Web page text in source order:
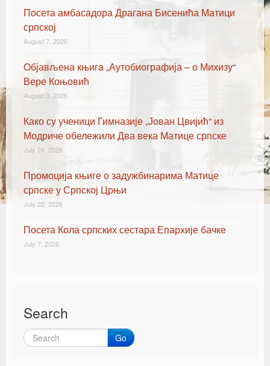
Најаве
Посета амбасадора Драгана Бисенића Матици
српској
August 7, 2026
Oбјављена књигa „Аутобиографија – о Михизу“
Вере Коњовић
August 3, 2026
Како су ученици Гимназије „Јован Цвијић“ из
Модриче обележили Два века Матице српске
July 24, 2026
Промоција књиге о задужбинарима Матице
српске у Српској Црњи
July 22, 2026
Посета Кола српских сестара Епархије бачке
July 7, 2026
Search
Go